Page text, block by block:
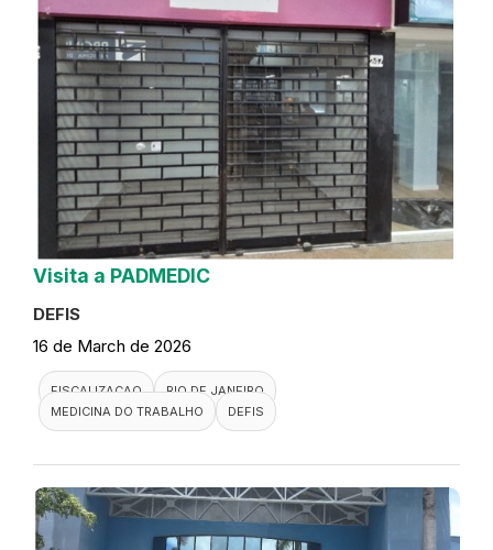
Visita a PADMEDIC
DEFIS
16 de March de 2026
FISCALIZACAO
RIO DE JANEIRO
MEDICINA DO TRABALHO
DEFIS